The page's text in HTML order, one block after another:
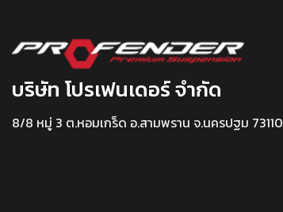
บริษัท โปรเฟนเดอร์ จำกัด
8/8 หมู่ 3 ต.หอมเกร็ด อ.สามพราน จ.นครปฐม 73110